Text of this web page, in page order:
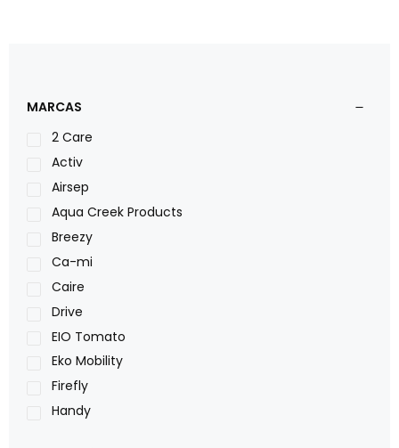
MARCAS
2 Care
Activ
Airsep
Aqua Creek Products
Breezy
Ca-mi
Caire
Drive
EIO Tomato
Eko Mobility
Firefly
Handy